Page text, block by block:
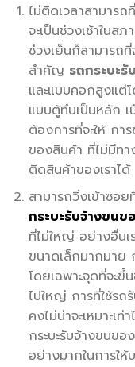
ไม่ติดเวลาสามารถ
จะเป็นช่วงเช้าในส
ช่วงเย็นก็สามารถที่
สำคัญ รถกระบะ
และแบบคอกสูงแต่
แบบตู้ทึบเป็นหลัก เ
ต้องการที่จะให้ กา
ของสินค้า ที่ไม่มีทา
ติดสินค้าของเราได้
สามารถวิ่งเข้าซอ
กระบะรับจ้างขน
ที่ไม่ใหญ่ อย่างอื่นเ
ขนาดเล็กมากมาย
โดยเฉพาะจุดที่จะ
ไปใหญ่ การที่ใช้รถ
คงไม่น่าจะเหมาะเ
กระบะรับจ้างขนข
อย่างมากในการใ